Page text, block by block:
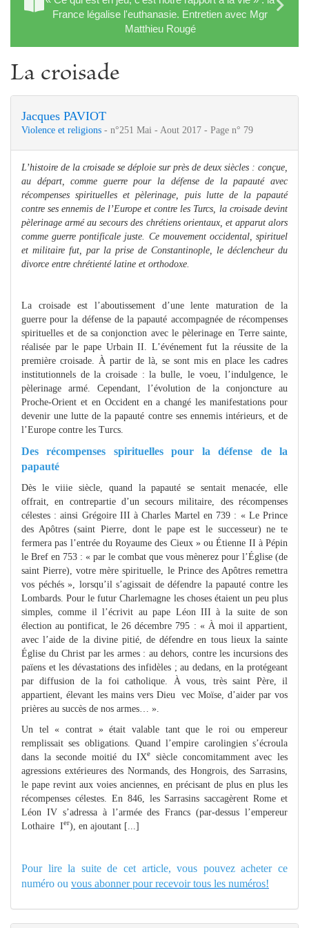
France légalise l'euthanasie. Entretien avec Mgr
Matthieu Rougé
La croisade
Jacques PAVIOT
Violence et religions - n°251 Mai - Aout 2017 - Page n° 79
L’histoire de la croisade se déploie sur près de deux siècles : conçue,
au départ, comme guerre pour la défense de la papauté avec
récompenses spirituelles et pèlerinage, puis lutte de la papauté
contre ses ennemis de l’Europe et contre les Turcs, la croisade devint
pèlerinage armé au secours des chrétiens orientaux, et apparut alors
comme guerre pontificale juste. Ce mouvement occidental, spirituel
et militaire fut, par la prise de Constantinople, le déclencheur du
divorce entre chrétienté latine et orthodoxe.
La croisade est l’aboutissement d’une lente maturation de la
guerre pour la défense de la papauté accompagnée de récompenses
spirituelles et de sa conjonction avec le pèlerinage en Terre sainte,
réalisée par le pape Urbain II. L’événement fut la réussite de la
première croisade. À partir de là, se sont mis en place les cadres
institutionnels de la croisade : la bulle, le voeu, l’indulgence, le
pèlerinage armé. Cependant, l’évolution de la conjoncture au
Proche-Orient et en Occident en a changé les manifestations pour
devenir une lutte de la papauté contre ses ennemis intérieurs, et de
l’Europe contre les Turcs.
Des récompenses spirituelles pour la défense de la
papauté
Dès le viiie siècle, quand la papauté se sentait menacée, elle
offrait, en contrepartie d’un secours militaire, des récompenses
célestes : ainsi Grégoire III à Charles Martel en 739 : « Le Prince
des Apôtres (saint Pierre, dont le pape est le successeur) ne te
fermera pas l’entrée du Royaume des Cieux » ou Étienne II à Pépin
le Bref en 753 : « par le combat que vous mènerez pour l’Église (de
saint Pierre), votre mère spirituelle, le Prince des Apôtres remettra
vos péchés », lorsqu’il s’agissait de défendre la papauté contre les
Lombards. Pour le futur Charlemagne les choses étaient un peu plus
simples, comme il l’écrivit au pape Léon III à la suite de son
élection au pontificat, le 26 décembre 795 : « À moi il appartient,
avec l’aide de la divine pitié, de défendre en tous lieux la sainte
Église du Christ par les armes : au dehors, contre les incursions des
païens et les dévastations des infidèles ; au dedans, en la protégeant
par diffusion de la foi catholique. À vous, très saint Père, il
appartient, élevant les mains vers Dieu vec Moïse, d’aider par vos
prières au succès de nos armes… ».
Un tel « contrat » était valable tant que le roi ou empereur
remplissait ses obligations. Quand l’empire carolingien s’écroula
dans la seconde moitié du IXe
siècle concomitamment avec les
agressions extérieures des Normands, des Hongrois, des Sarrasins,
le pape revint aux voies anciennes, en précisant de plus en plus les
récompenses célestes. En 846, les Sarrasins saccagèrent Rome et
Léon IV s’adressa à l’armée des Francs (par-dessus l’empereur
Lothaire Ier), en ajoutant [...]
Pour lire la suite de cet article, vous pouvez acheter ce
numéro ou vous abonner pour recevoir tous les numéros!